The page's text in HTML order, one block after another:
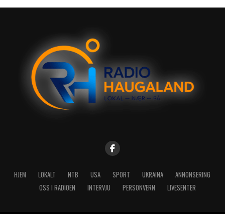
HJEM LOKALT NTB USA SPORT UKRAINA
ANNONSERING
OSS I RADIOEN
INTERVJU PERSONVERN LIVESENTER